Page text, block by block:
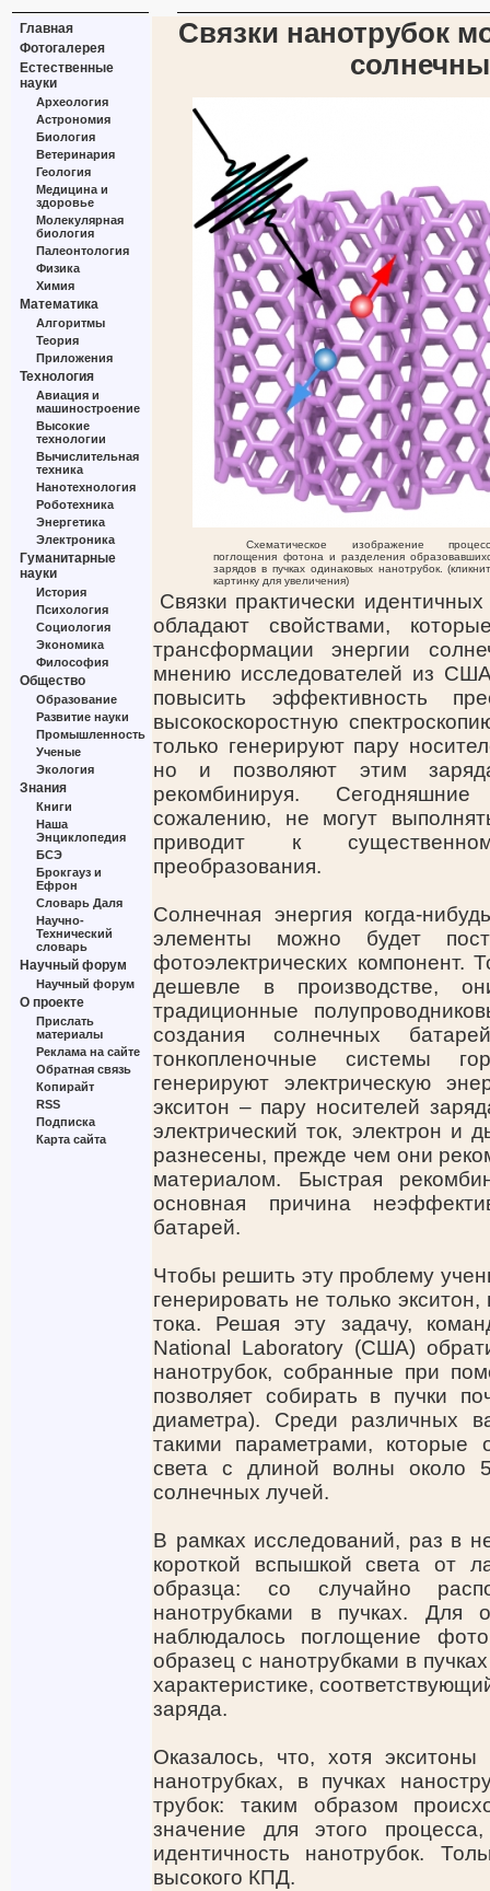
Главная
Фотогалерея
Естественные
науки
Археология
Астрономия
Биология
Ветеринария
Геология
Медицина и
здоровье
Молекулярная
биология
Палеонтология
Физика
Химия
Математика
Алгоритмы
Теория
Приложения
Технология
Авиация и
машиностроение
Высокие
технологии
Вычислительная
техника
Нанотехнология
Роботехника
Энергетика
Электроника
Гуманитарные
науки
История
Психология
Социология
Экономика
Философия
Общество
Образование
Развитие науки
Промышленность
Ученые
Экология
Знания
Книги
Наша
Энциклопедия
БСЭ
Брокгауз и
Ефрон
Словарь Даля
Научно-
Технический
словарь
Научный форум
Научный форум
О проекте
Прислать
материалы
Реклама на сайте
Обратная связь
Копирайт
RSS
Подписка
Карта сайта
Связки нанотрубок
Схематическое изображение
поглощения фотона и разделения
зарядов в пучках одинаковых нанотрубок.
картинку для увеличения)
Связки практически
обладают свойствами,
трансформации энергии
мнению исследователей из
повысить эффективность
высокоскоростную
только генерируют пару
но и позволяют этим
рекомбинируя.
сожалению, не могут
приводит к
преобразования.
Солнечная энергия когда-
элементы можно будет
фотоэлектрических компонент.
дешевле в производстве,
традиционные
создания солнечных
тонкопленочные системы
генерируют электрическую
экситон – пару носителей
электрический ток, электрон и
разнесены, прежде чем они
материалом. Быстрая
основная причина
батарей.
Чтобы решить эту проблему
генерировать не только
тока. Решая эту задачу,
National Laboratory (США)
нанотрубок, собранные при
позволяет собирать в пучки
диаметра). Среди различных
такими параметрами, которые
света с длиной волны около
солнечных лучей.
В рамках исследований, раз в
короткой вспышкой света от
образца: со случайно
нанотрубками в пучках. Для
наблюдалось поглощение
образец с нанотрубками в
характеристике,
заряда.
Оказалось, что, хотя
нанотрубках, в пучках
трубок: таким образом
значение для этого
идентичность нанотрубок.
высокого КПД.